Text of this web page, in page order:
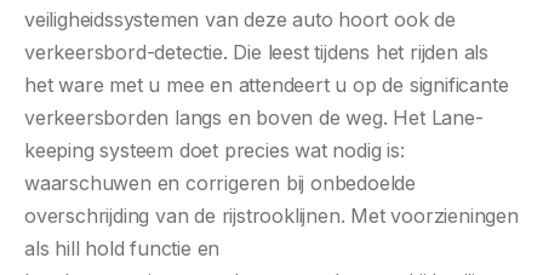
veiligheidssystemen van deze auto hoort ook de
verkeersbord-detectie. Die leest tijdens het rijden als
het ware met u mee en attendeert u op de significante
verkeersborden langs en boven de weg. Het Lane-
keeping systeem doet precies wat nodig is:
waarschuwen en corrigeren bij onbedoelde
overschrijding van de rijstrooklijnen. Met voorzieningen
als hill hold functie en